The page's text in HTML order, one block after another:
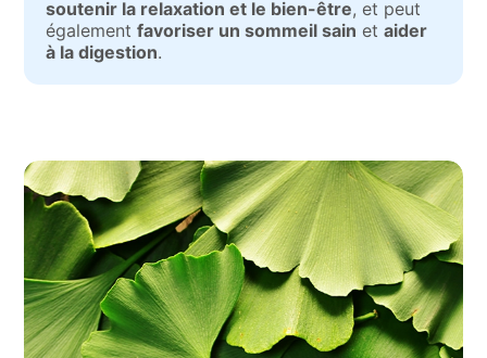
soutenir la relaxation et le bien-être, et peut
égalementfavoriser un sommeil sain etaider
à la digestion.